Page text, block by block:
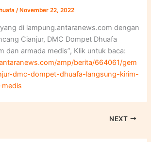
/ November 22, 2022
di lampung.antaranews.com dengan
Cianjur, DMC Dompet Dhuafa
dan armada medis”, Klik untuk baca:
amp/berita/664061/gem
dmc-dompet-dhuafa-langsung-kirim-
NEXT